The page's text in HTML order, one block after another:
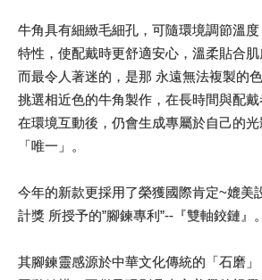
牛角具有細緻毛細孔，可隨環境調節溫
特性，使配戴時更舒適安心，溫柔貼合肌
而最令人著迷的，是那 永遠無法複製的
挑選相近色的牛角製作，在長時間與配
在環境互動後，仍會生成專屬於自己的
「唯一」。
今年的新款更採用了榮獲國際肯定~媲美
計獎 所授予的”腳鍊專利”--『雙軸鉸鏈』。
其腳鍊靈感源於中華文化傳統的「石磨